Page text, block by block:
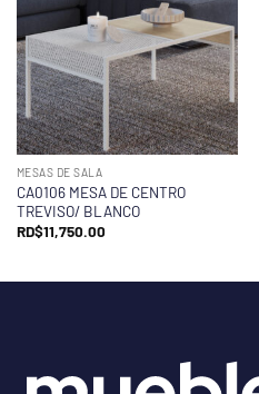
MESAS DE SALA
CA0106 MESA DE CENTRO
TREVISO/ BLANCO
RD$11,750.00